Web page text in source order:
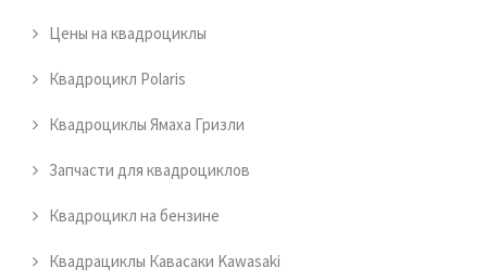
Цены на квадроциклы
Квадроцикл Polaris
Квадроциклы Ямаха Гризли
Запчасти для квадроциклов
Квадроцикл на бензине
Квадрациклы Кавасаки Kawasaki